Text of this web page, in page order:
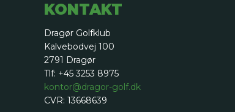
KONTAKT
Dragør Golfklub
Kalvebodvej 100
2791 Dragør
Tlf: +45 3253 8975
kontor@dragor-golf.dk
CVR: 13668639